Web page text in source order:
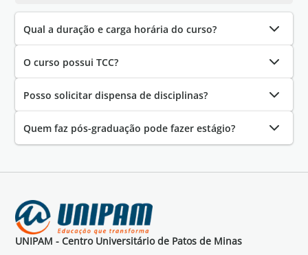
Qual a duração e carga horária do curso?
O curso possui TCC?
Posso solicitar dispensa de disciplinas?
Quem faz pós-graduação pode fazer estágio?
UNIPAM - Centro Universitário de Patos de Minas